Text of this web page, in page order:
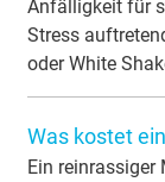
Anfälligkeit für
Stress
oder White
Kälte,
empfindlicher
Was kostet
Ein reinrassiger